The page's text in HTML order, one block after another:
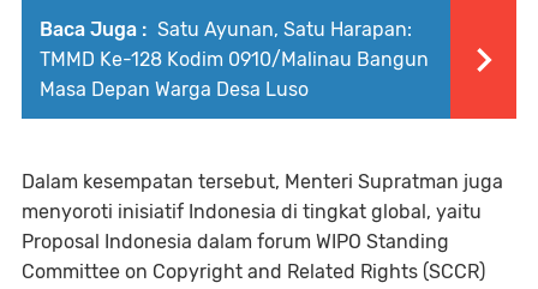
Baca Juga : Satu Ayunan, Satu Harapan:
TMMD Ke-128 Kodim 0910/Malinau Bangun
Masa Depan Warga Desa Luso
Dalam kesempatan tersebut, Menteri Supratman juga
menyoroti inisiatif Indonesia di tingkat global, yaitu
Proposal Indonesia dalam forum WIPO Standing
Committee on Copyright and Related Rights (SCCR)